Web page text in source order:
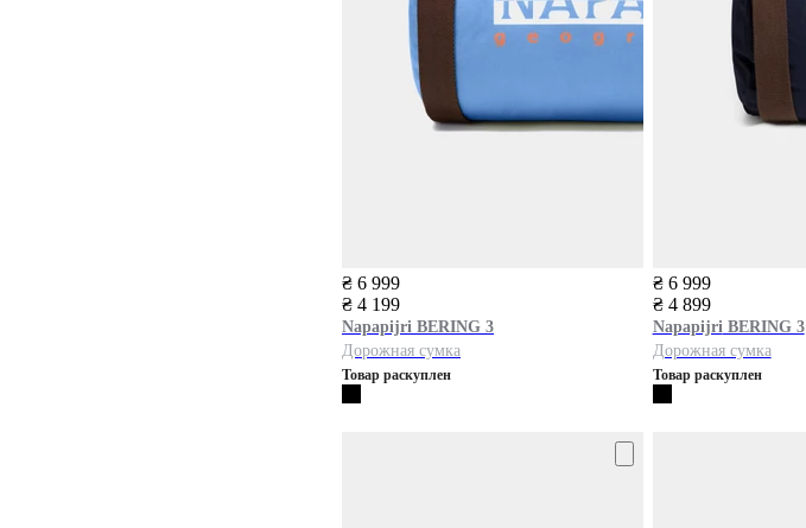
₴ 6 999
₴ 4 199
Napapijri BERING 3
Дорожная сумка
Товар раскуплен
₴ 6 999
₴ 4 899
Napapijri BERING 3
Дорожная сумка
Товар раскуплен